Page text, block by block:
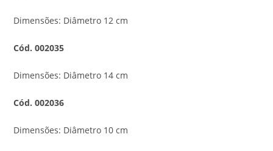
Dimensões: Diâmetro 12 cm
Cód. 002035
Dimensões: Diâmetro 14 cm
Cód. 002036
Dimensões: Diâmetro 10 cm